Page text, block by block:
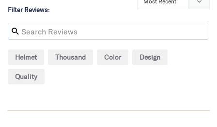
Filter Reviews:
Helmet Thousand Color Design
Quality